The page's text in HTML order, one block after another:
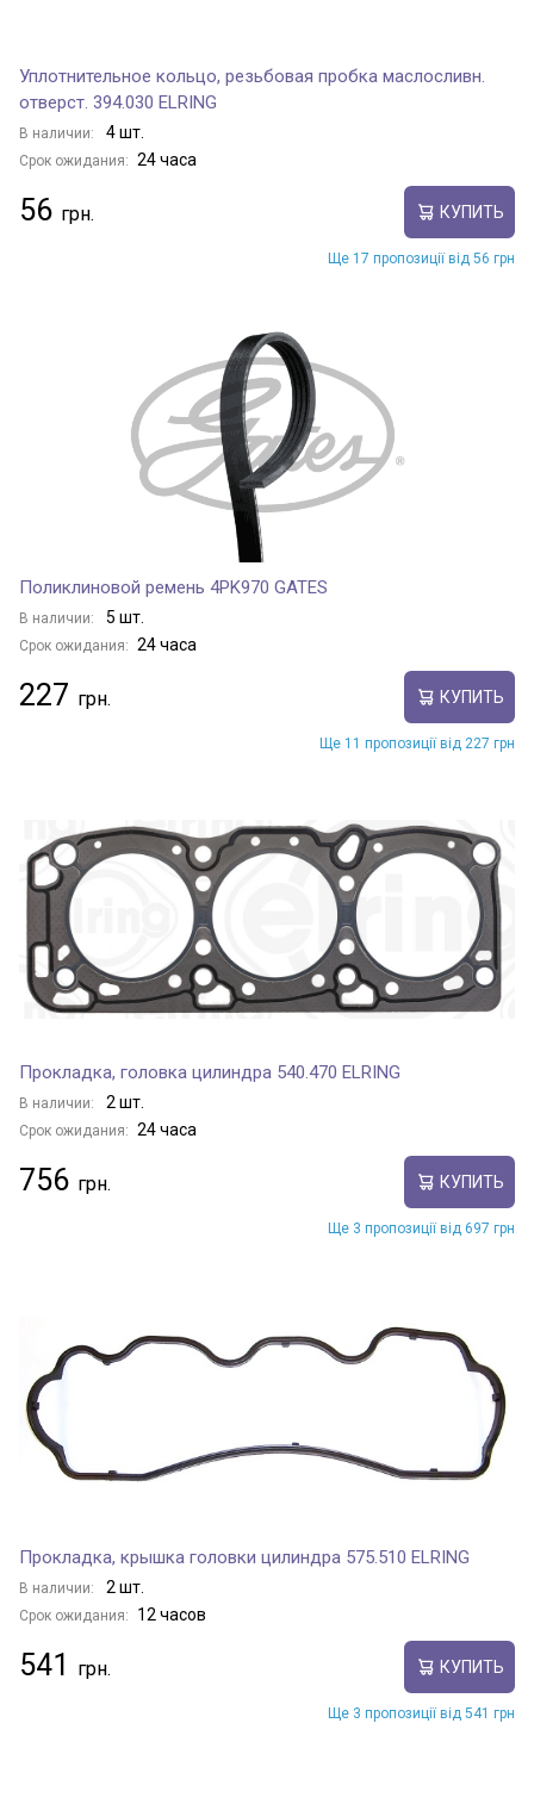
Уплотнительное кольцо, резьбовая пробка маслосливн.
отверст. 394.030 ELRING
В наличии: 4 шт.
Срок ожидания: 24 часа
56 КУПИТЬ
Ще 17 пропозиції від 56 грн
Поликлиновой ремень 4PK970 GATES
В наличии: 5 шт.
Срок ожидания: 24 часа
227 КУПИТЬ
Ще 11 пропозиції від 227 грн
Прокладка, головка цилиндра 540.470 ELRING
В наличии: 2 шт.
Срок ожидания: 24 часа
756 КУПИТЬ
Ще 3 пропозиції від 697 грн
Прокладка, крышка головки цилиндра 575.510 ELRING
В наличии: 2 шт.
Срок ожидания: 12 часов
541 КУПИТЬ
Ще 3 пропозиції від 541 грн